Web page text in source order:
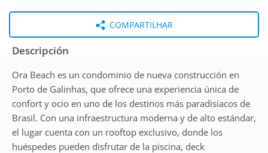
COMPARTILHAR
Descripción
Ora Beach es un condominio de nueva construcción en
Porto de Galinhas, que ofrece una experiencia única de
confort y ocio en uno de los destinos más paradisíacos de
Brasil. Con una infraestructura moderna y de alto estándar,
el lugar cuenta con un rooftop exclusivo, donde los
huéspedes pueden disfrutar de la piscina, deck